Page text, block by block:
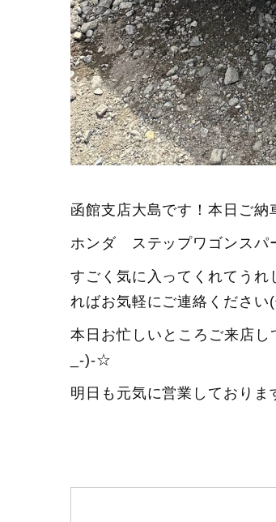
函館支店大島です！本日ご納
ホンダ ステップワゴンスパ
すごく気に入ってくれてう
ればお気軽にご連絡ください
本日お忙しいところご来店
_-)-☆
明日も元気に営業しておりま